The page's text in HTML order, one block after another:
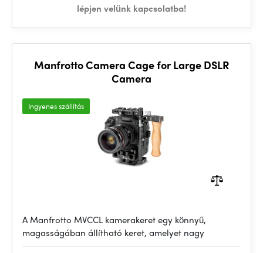
lépjen velünk kapcsolatba!
Manfrotto Camera Cage for Large DSLR
Camera
Ingyenes szállítás
A Manfrotto MVCCL kamerakeret egy könnyű,
magasságában állítható keret, amelyet nagy